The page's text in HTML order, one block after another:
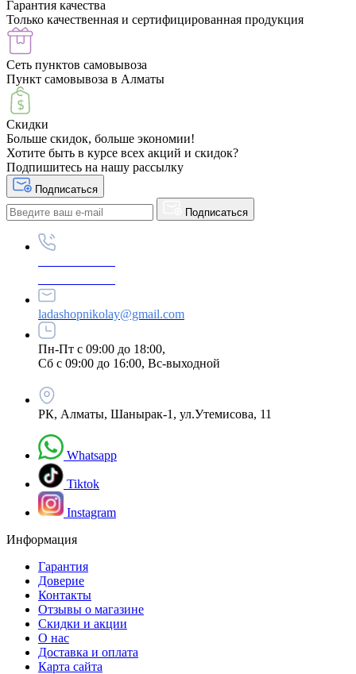
Гарантия качества
Только качественная и сертифицированная продукция
Сеть пунктов самовывоза
Пункт самовывоза в Алматы
Скидки
Больше скидок, больше экономии!
Хотите быть в курсе всех акций и скидок?
Подпишитесь на нашу рассылку
Подписаться
Подписаться
ladashopnikolay@gmail.com
Пн-Пт с 09:00 до 18:00,
Сб с 09:00 до 16:00, Вс-выходной
РК, Алматы, Шанырак-1, ул.Утемисова, 11
Whatsapp
Tiktok
Instagram
Информация
Гарантия
Доверие
Контакты
Отзывы о магазине
Скидки и акции
О нас
Доставка и оплата
Карта сайта